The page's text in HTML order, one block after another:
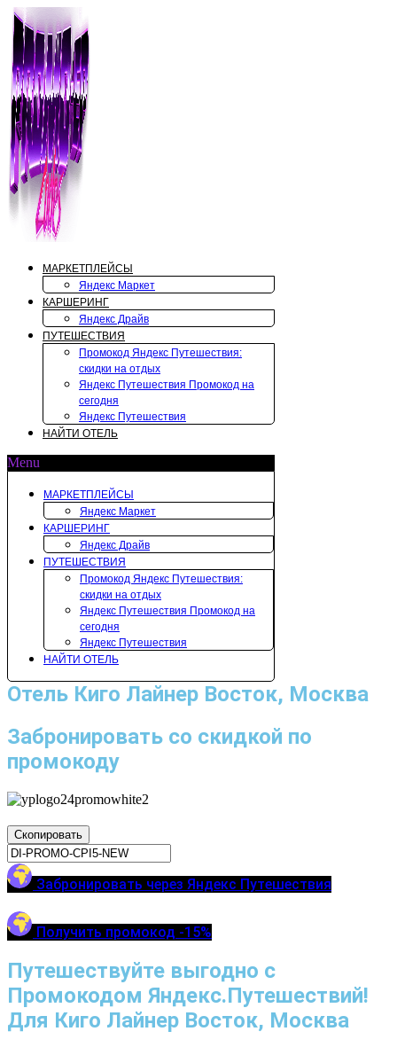
Перейти
содержимому
МАРКЕТПЛЕЙСЫ
Яндекс Маркет
КАРШЕРИНГ
Яндекс Драйв
ПУТЕШЕСТВИЯ
Промокод Яндекс Путешествия:
скидки на отдых
Яндекс Путешествия Промокод на
сегодня
Яндекс Путешествия
НАЙТИ ОТЕЛЬ
Menu
МАРКЕТПЛЕЙСЫ
Яндекс Маркет
КАРШЕРИНГ
Яндекс Драйв
ПУТЕШЕСТВИЯ
Промокод Яндекс Путешествия:
скидки на отдых
Яндекс Путешествия Промокод на
сегодня
Яндекс Путешествия
НАЙТИ ОТЕЛЬ
Отель Киго Лайнер Восток, Москва
Забронировать со скидкой по
промокоду
Скопировать
Забронировать через Яндекс Путешествия
Получить промокод -15%
Путешествуйте выгодно с
Промокодом Яндекс.Путешествий!
Для Киго Лайнер Восток, Москва